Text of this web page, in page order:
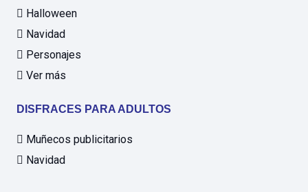
Halloween
Navidad
Personajes
Ver más
DISFRACES PARA ADULTOS
Muñecos publicitarios
Navidad